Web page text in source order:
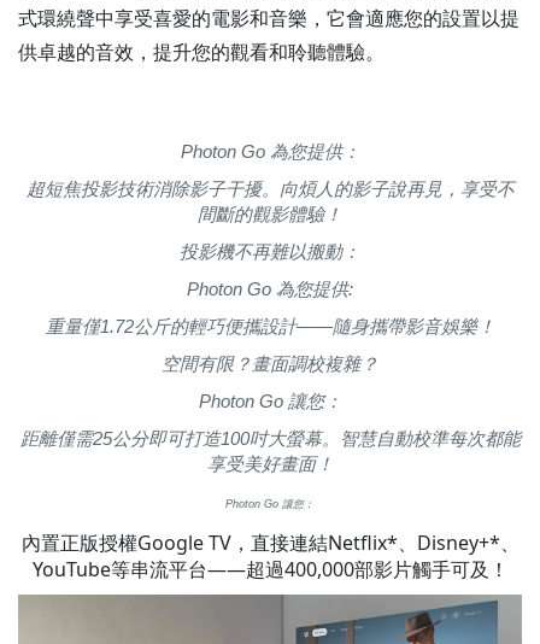
式環繞聲中享受喜愛的電影和音樂，它會適應您的設置以提
供卓越的音效，提升您的觀看和聆聽體驗。
Photon Go 為您提供：
超短焦投影技術消除影子干擾。向煩人的影子說再見，享受不
間斷的觀影體驗！
投影機不再難以搬動：
Photon Go 為您提供:
重量僅1.72公斤的輕巧便攜設計——隨身攜帶影音娛樂！
空間有限？畫面調校複雜？
Photon Go 讓您：
距離僅需25公分即可打造100吋大螢幕。智慧自動校準每次都能
享受美好畫面！
Photon Go 讓您：
內置正版授權Google TV，直接連結Netflix*、Disney+*、
YouTube等串流平台——超過400,000部影片觸手可及！